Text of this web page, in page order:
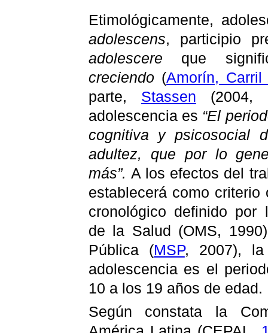
Etimológicamente,
adolescens, participio
adolescere que
creciendo (Amorín, Carril
parte, Stassen (2004,
adolescencia es “El
cognitiva y psicosocial
adultez, que por lo
más”. A los efectos del
establecerá como criterio
cronológico definido por
de la Salud (OMS,
Pública (MSP, 2007),
adolescencia es el
10 a los 19 años de edad.
Según constata la